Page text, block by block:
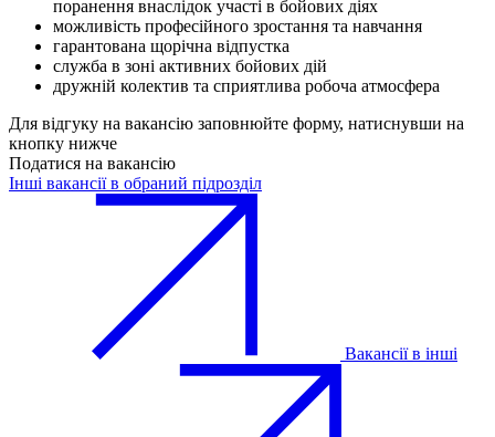
поранення внаслідок участі в бойових діях
можливість професійного зростання та навчання
гарантована щорічна відпустка
служба в зоні активних бойових дій
дружній колектив та сприятлива робоча атмосфера
Для відгуку на вакансію заповнюйте форму, натиснувши на
кнопку нижче
Податися на вакансію
Інші вакансії в обраний підрозділ
Вакансії в інші